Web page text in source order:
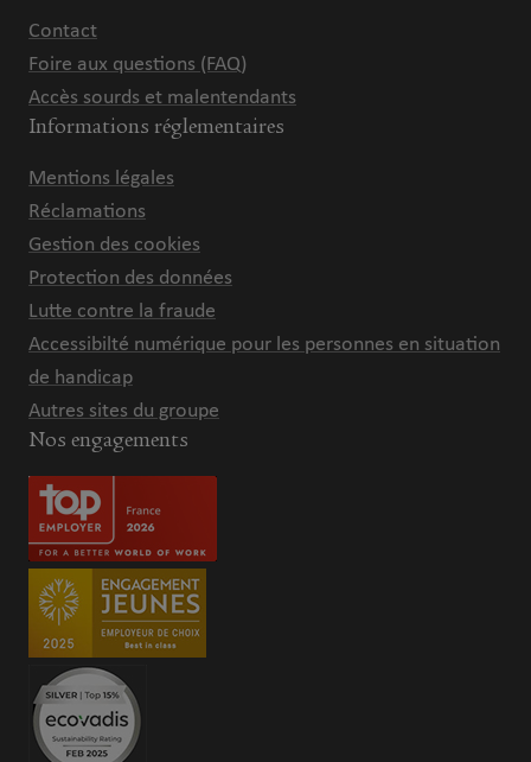
Contact
Foire aux questions (FAQ)
Accès sourds et malentendants
Informations réglementaires
Mentions légales
Réclamations
Gestion des cookies
Protection des données
Lutte contre la fraude
Accessibilté numérique pour les personnes en situation
de handicap
Autres sites du groupe
Nos engagements